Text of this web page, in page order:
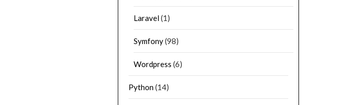
Laravel(1)
Symfony(98)
Wordpress (6)
Python(14)